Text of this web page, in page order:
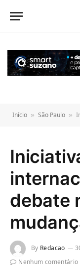
conteúdo
Início » São Paulo »
debate
By Redacao
Nenhum comentário